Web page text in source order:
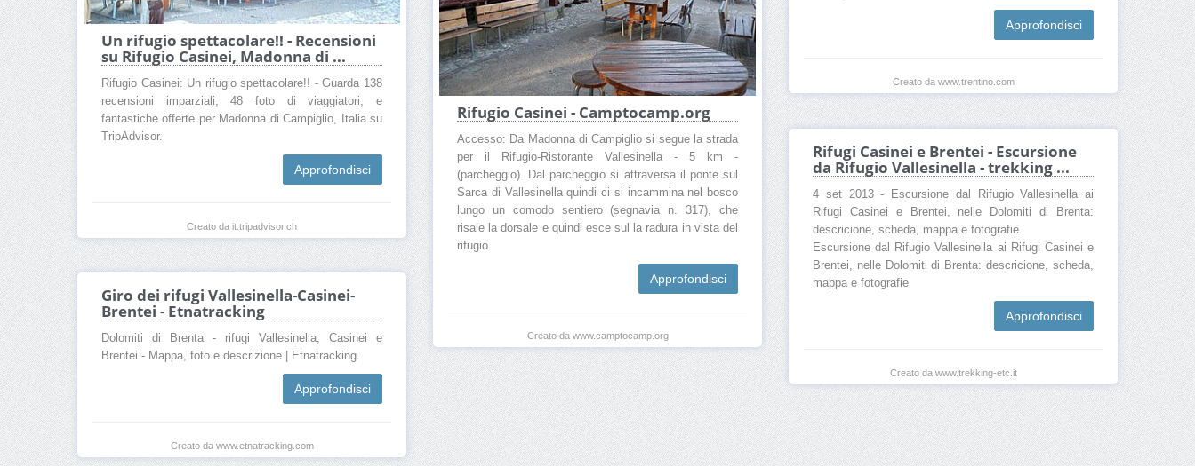
Un rifugio spettacolare!! - Recensioni
su Rifugio Casinei, Madonna di ...
Rifugio Casinei: Un rifugio spettacolare!! - Guarda 138
recensioni imparziali, 48 foto di viaggiatori, e
fantastiche offerte per Madonna di Campiglio, Italia su
TripAdvisor.
Approfondisci
Creato da it.tripadvisor.ch
Rifugio Casinei - Camptocamp.org
Accesso: Da Madonna di Campiglio si segue la strada
per il Rifugio-Ristorante Vallesinella - 5 km -
(parcheggio). Dal parcheggio si attraversa il ponte sul
Sarca di Vallesinella quindi ci si incammina nel bosco
lungo un comodo sentiero (segnavia n. 317), che
risale la dorsale e quindi esce sul la radura in vista del
rifugio.
Approfondisci
Creato da www.camptocamp.org
Approfondisci
Creato da www.trentino.com
Rifugi Casinei e Brentei - Escursione
da Rifugio Vallesinella - trekking ...
4 set 2013 - Escursione dal Rifugio Vallesinella ai
Rifugi Casinei e Brentei, nelle Dolomiti di Brenta:
descricione, scheda, mappa e fotografie.
Escursione dal Rifugio Vallesinella ai Rifugi Casinei e
Brentei, nelle Dolomiti di Brenta: descricione, scheda,
mappa e fotografie
Approfondisci
Creato da www.trekking-etc.it
Giro dei rifugi Vallesinella-Casinei-
Brentei - Etnatracking
Dolomiti di Brenta - rifugi Vallesinella, Casinei e
Brentei - Mappa, foto e descrizione | Etnatracking.
Approfondisci
Creato da www.etnatracking.com